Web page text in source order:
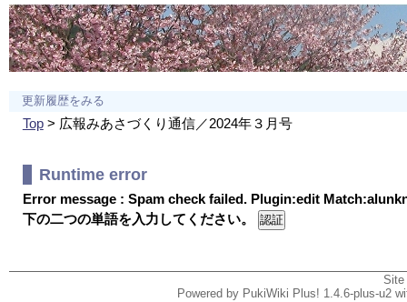
更新履歴をみる
Top> 広報みあさづくり通信／2024年３月号
Runtime error
Error message : Spam check failed. Plugin:edit
下の二つの単語を入力してください。
Powered by PukiWiki Plus! 1.4.6-plus-u2